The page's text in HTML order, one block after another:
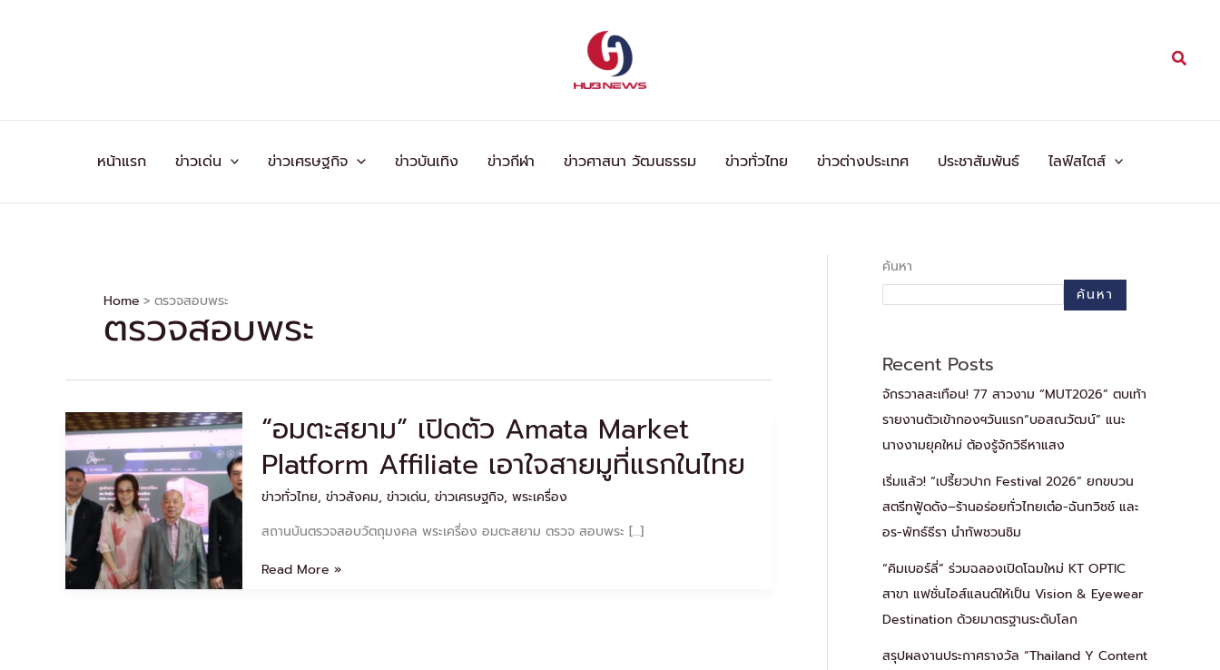
หน้าแรก ข่าวเด่น ข่าวเศรษฐกิจ ข่าวบันเทิง ข่าวกีฬา ข่าวศาสนา วัฒนธรรม ข่าวทั่วไทย ข่าวต่างประเทศ ประชาสัมพันธ์ ไลฟ์สไตส์
Home ตรวจสอบพระ
ตรวจสอบพระ
“อมตะสยาม” เปิดตัว Amata Market
Platform Affiliate เอาใจสายมูที่แรกในไทย
ข่าวทั่วไทย, ข่าวสังคม, ข่าวเด่น, ข่าวเศรษฐกิจ, พระเครื่อง
สถานบันตรวจสอบวัตถุมงคล พระเครื่อง อมตะสยาม ตรวจ สอบพระ […]
“อมตะ
สยาม”
เปิด
ตัว
Amata
Platform
เอาใจ
Read More »
ค้นหา
ค้นหา
Recent Posts
จักรวาลสะเทือน! 77 สาวงาม “MUT2026” ตบเท้า
รายงานตัวเข้ากองฯวันแรก“บอสณวัฒน์” แนะ
นางงามยุคใหม่ ต้องรู้จักวิธีหาแสง
เริ่มแล้ว! “เปรี้ยวปาก Festival 2026” ยกขบวน
สตรีทฟู้ดดัง–ร้านอร่อยทั่วไทยเต๋อ-ฉันทวิชช์ และ
อร-พัทธ์ธีรา นำทัพชวนชิม
“คิมเบอร์ลี่” ร่วมฉลองเปิดโฉมใหม่ KT OPTIC
สาขา แฟชั่นไอส์แลนด์ให้เป็น Vision & Eyewear
Destination ด้วยมาตรฐานระดับโลก
สรุปผลงานประกาศรางวัล “Thailand Y Content